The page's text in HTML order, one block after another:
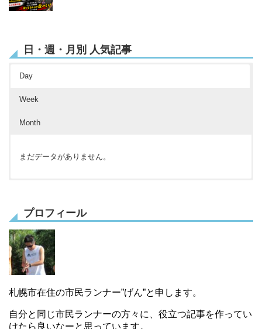
日・週・月別 人気記事
Day
Week
Month
まだデータがありません。
プロフィール
札幌市在住の市民ランナー”げん”と申します。
自分と同じ市民ランナーの方々に、役立つ記事を作ってい
けたら良いなーと思っています。